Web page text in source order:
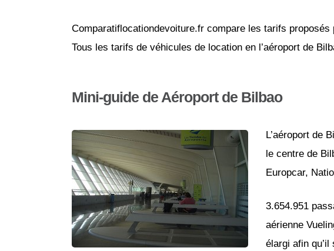
Comparatiflocationdevoiture.fr compare les tarifs
Tous les tarifs de véhicules de location en l’aéroport de
Mini-guide de Aéroport de Bilbao
L’aéroport de
le centre de
Europcar,
3.654.951
aérienne
élargi afin